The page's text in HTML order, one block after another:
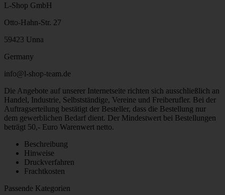
L-Shop GmbH
Otto-Hahn-Str. 27
59423 Unna
Germany
info@l-shop-team.de
Die Angebote auf unserer Internetseite richten sich ausschließlich an
Handel, Industrie, Selbstständige, Vereine und Freiberufler. Bei der
Auftragserteilung bestätigt der Besteller, dass die Bestellung nur
dem gewerblichen Bedarf dient. Der Mindestwert bei Bestellungen
beträgt 50,- Euro Warenwert netto.
Beschreibung
Hinweise
Druckverfahren
Frachtkosten
Passende Kategorien